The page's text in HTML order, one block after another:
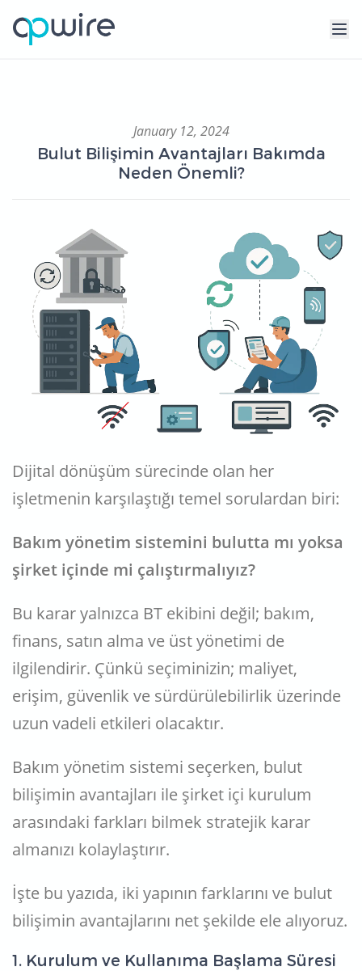
January 12, 2024
Bulut Bilişimin Avantajları Bakımda
Neden Önemli?
Dijital dönüşüm sürecinde olan her
işletmenin karşılaştığı temel sorulardan biri:
Bakım yönetim sistemini bulutta mı yoksa
şirket içinde mi çalıştırmalıyız?
Bu karar yalnızca BT ekibini değil; bakım,
finans, satın alma ve üst yönetimi de
ilgilendirir. Çünkü seçiminizin; maliyet,
erişim, güvenlik ve sürdürülebilirlik üzerinde
uzun vadeli etkileri olacaktır.
Bakım yönetim sistemi seçerken, bulut
bilişimin avantajları ile şirket içi kurulum
arasındaki farkları bilmek stratejik karar
almanızı kolaylaştırır.
İşte bu yazıda, iki yapının farklarını ve bulut
bilişimin avantajlarını net şekilde ele alıyoruz.
1. Kurulum ve Kullanıma Başlama Süresi